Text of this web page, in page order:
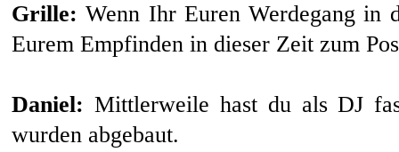
Grille: Wenn Ihr Euren Werdegang in
Eurem Empfinden in dieser Zeit zum
Daniel: Mittlerweile hast du als DJ
wurden abgebaut.